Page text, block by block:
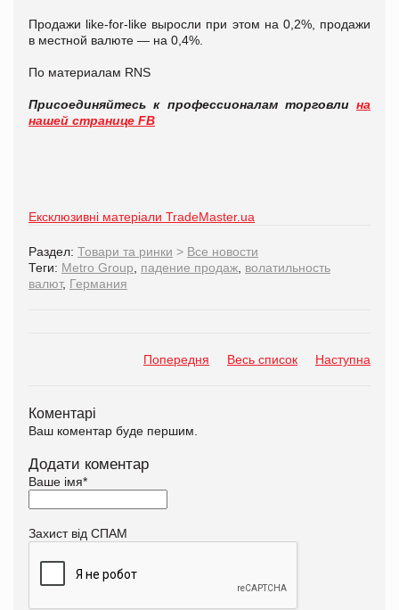
Продажи like-for-like выросли при этом на 0,2%, продажи
в местной валюте — на 0,4%.
По материалам RNS
Присоединяйтесь к профессионалам торговли на
нашей странице FB
Ексклюзивні матеріали TradeMaster.ua
Раздел: Товари та ринки > Все новости
Теги: Metro Group падение продаж волатильность
валют, Германия
Попередня Весь список Наступна
Коментарі
Ваш коментар буде першим.
Додати коментар
Ваше імя*
Захист від СПАМ